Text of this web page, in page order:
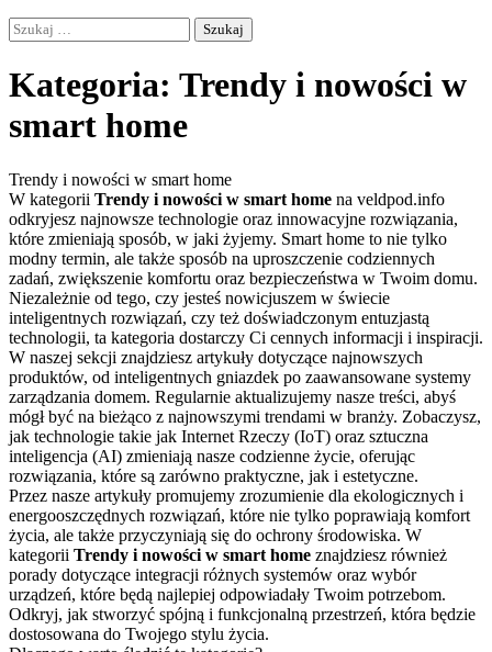
Szukaj:
Kategoria: Trendy i nowości w
smart home
Trendy i nowości w smart home
W kategorii Trendy i nowości w smart home na veldpod.info
odkryjesz najnowsze technologie oraz innowacyjne rozwiązania,
które zmieniają sposób, w jaki żyjemy. Smart home to nie tylko
modny termin, ale także sposób na uproszczenie codziennych
zadań, zwiększenie komfortu oraz bezpieczeństwa w Twoim domu.
Niezależnie od tego, czy jesteś nowicjuszem w świecie
inteligentnych rozwiązań, czy też doświadczonym entuzjastą
technologii, ta kategoria dostarczy Ci cennych informacji i inspiracji.
W naszej sekcji znajdziesz artykuły dotyczące najnowszych
produktów, od inteligentnych gniazdek po zaawansowane systemy
zarządzania domem. Regularnie aktualizujemy nasze treści, abyś
mógł być na bieżąco z najnowszymi trendami w branży. Zobaczysz,
jak technologie takie jak Internet Rzeczy (IoT) oraz sztuczna
inteligencja (AI) zmieniają nasze codzienne życie, oferując
rozwiązania, które są zarówno praktyczne, jak i estetyczne.
Przez nasze artykuły promujemy zrozumienie dla ekologicznych i
energooszczędnych rozwiązań, które nie tylko poprawiają komfort
życia, ale także przyczyniają się do ochrony środowiska. W
kategorii Trendy i nowości w smart home znajdziesz również
porady dotyczące integracji różnych systemów oraz wybór
urządzeń, które będą najlepiej odpowiadały Twoim potrzebom.
Odkryj, jak stworzyć spójną i funkcjonalną przestrzeń, która będzie
dostosowana do Twojego stylu życia.